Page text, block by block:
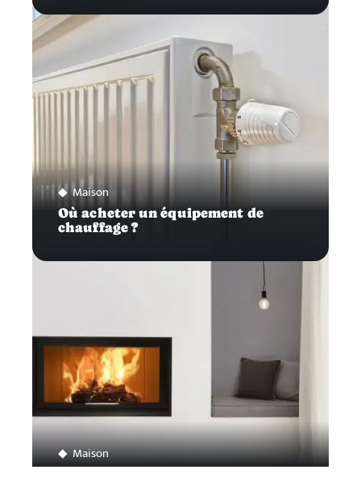
Maison
Où acheter un équipement de
chauffage ?
Maison